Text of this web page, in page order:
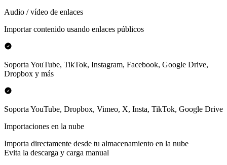
Audio / vídeo de enlaces
Importar contenido usando enlaces públicos
Soporta YouTube, TikTok, Instagram, Facebook, Google Drive,
Dropbox y más
Soporta YouTube, Dropbox, Vimeo, X, Insta, TikTok, Google Drive
Importaciones en la nube
Importa directamente desde tu almacenamiento en la nube
Evita la descarga y carga manual